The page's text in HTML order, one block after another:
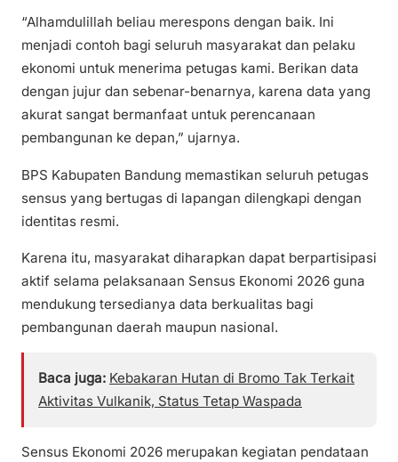
“Alhamdulillah beliau merespons dengan baik. Ini
menjadi contoh bagi seluruh masyarakat dan pelaku
ekonomi untuk menerima petugas kami. Berikan data
dengan jujur dan sebenar-benarnya, karena data yang
akurat sangat bermanfaat untuk perencanaan
pembangunan ke depan,” ujarnya.
BPS Kabupaten Bandung memastikan seluruh petugas
sensus yang bertugas di lapangan dilengkapi dengan
identitas resmi.
Karena itu, masyarakat diharapkan dapat berpartisipasi
aktif selama pelaksanaan Sensus Ekonomi 2026 guna
mendukung tersedianya data berkualitas bagi
pembangunan daerah maupun nasional.
Baca juga: Kebakaran Hutan di Bromo Tak Terkait
Aktivitas Vulkanik, Status Tetap Waspada
Sensus Ekonomi 2026 merupakan kegiatan pendataan